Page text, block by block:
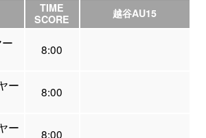
TIME
SCORE
越谷AU15
8:00
ー
8:00
ー
8:00